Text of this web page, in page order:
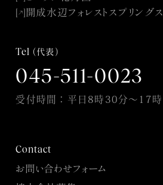
↓
↓
開成水辺フォレストスプリングス
Tel （代表）
045-511-0023
受付時間：平日8時30分〜17時
Contact
お問い合わせフォーム